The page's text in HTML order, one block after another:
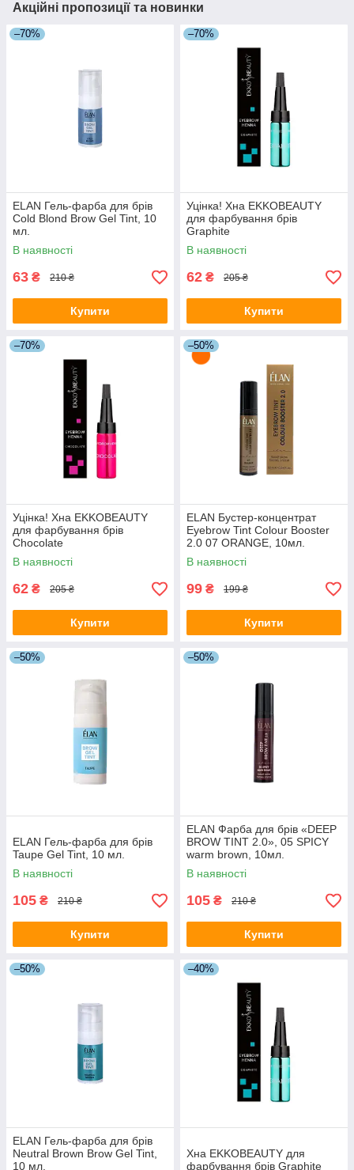
Акційні пропозиції та новинки
–70%
ELAN Гель-фарба для брів
Cold Blond Brow Gel Tint, 10
мл.
В наявності
63 ₴ 210 ₴
Купити
–70%
Уцінка! Хна EKKOBEAUTY
для фарбування брів
Graphite
В наявності
62 ₴ 205 ₴
Купити
–70%
Уцінка! Хна EKKOBEAUTY
для фарбування брів
Chocolate
В наявності
62 ₴ 205 ₴
Купити
–50%
ELAN Бустер-концентрат
Eyebrow Tint Colour Booster
2.0 07 ORANGE, 10мл.
В наявності
99 ₴ 199 ₴
Купити
–50%
ELAN Гель-фарба для брів
Taupe Gel Tint, 10 мл.
В наявності
105 ₴ 210 ₴
Купити
–50%
ELAN Фарба для брів «DEEP
BROW TINT 2.0», 05 SPICY
warm brown, 10мл.
В наявності
105 ₴ 210 ₴
Купити
–50%
ELAN Гель-фарба для брів
Neutral Brown Brow Gel Tint,
10 мл.
–40%
Хна EKKOBEAUTY для
фарбування брів Graphite